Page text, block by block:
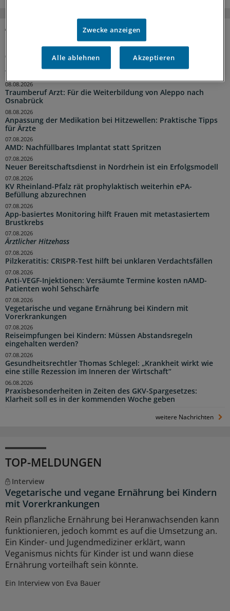
Praxisbegehung angekündigt? Die wichtigsten Tipps zur
Vorbereitung
04:22 Uhr
Traumberuf Arzt: Für die Weiterbildung von Aleppo nach
Osnabrück
08.08.2026
Anpassung der Medikation bei Hitzewellen: Praktische Tipps
für Ärzte
08.08.2026
AMD: Nachfüllbares Implantat statt Spritzen
07.08.2026
Neuer Bereitschaftsdienst in Nordrhein ist ein Erfolgsmodell
07.08.2026
KV Rheinland-Pfalz rät prophylaktisch weiterhin ePA-
Befüllung abzurechnen
07.08.2026
App-basiertes Monitoring hilft Frauen mit metastasiertem
Brustkrebs
07.08.2026
Ärztlicher Hitzehass
07.08.2026
Pilzkeratitis: CRISPR-Test hilft bei unklaren Verdachtsfällen
07.08.2026
Anti-VEGF-Injektionen: Versäumte Termine kosten nAMD-
Patienten wohl Sehschärfe
07.08.2026
Vegetarische und vegane Ernährung bei Kindern mit
Vorerkrankungen
07.08.2026
Reiseimpfungen bei Kindern: Müssen Abstandsregeln
eingehalten werden?
07.08.2026
Gesundheitsrechtler Thomas Schlegel: „Krankheit wirkt wie
eine stille Rezession im Inneren der Wirtschaft“
07.08.2026
Praxisbesonderheiten in Zeiten des GKV-Spargesetzes:
Klarheit soll es in der kommenden Woche geben
06.08.2026
weitere Nachrichten
TOP-MELDUNGEN
Interview
Vegetarische und vegane Ernährung bei Kindern
mit Vorerkrankungen
Rein pflanzliche Ernährung bei Heranwachsenden kann
funktionieren, jedoch kommt es auf die Umsetzung an.
Ein Kinder- und Jugendmediziner erklärt, wann
Veganismus nichts für Kinder ist und wann diese
Ernährung vorteilhaft sein könnte.
Ein Interview von Eva Bauer
Zwecke anzeigen
Alle ablehnen Akzeptieren